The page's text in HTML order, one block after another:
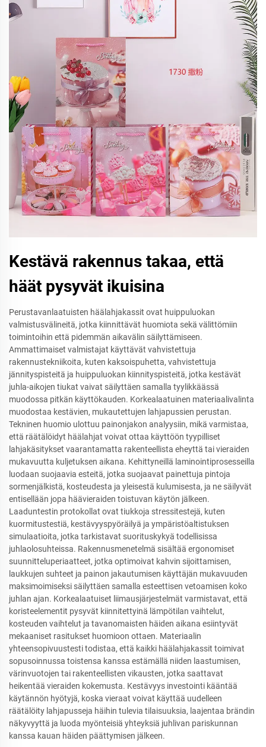
Kestävä rakennus takaa, että
häät pysyvät ikuisina
Perustavanlaatuisten häälahjakassit ovat huippuluokan
valmistusvälineitä, jotka kiinnittävät huomiota sekä välittömiin
toimintoihin että pidemmän aikavälin säilyttämiseen.
Ammattimaiset valmistajat käyttävät vahvistettuja
rakennustekniikoita, kuten kaksoispuhetta, vahvistettuja
jännityspisteitä ja huippuluokan kiinnityspisteitä, jotka kestävät
juhla-aikojen tiukat vaivat säilyttäen samalla tyylikkäässä
muodossa pitkän käyttökauden. Korkealaatuinen materiaalivalinta
muodostaa kestävien, mukautettujen lahjapussien perustan.
Tekninen huomio ulottuu painonjakon analyysiin, mikä varmistaa,
että räätälöidyt häälahjat voivat ottaa käyttöön tyypilliset
lahjakäsitykset vaarantamatta rakenteellista eheyttä tai vieraiden
mukavuutta kuljetuksen aikana. Kehittyneillä laminointiprosesseilla
luodaan suojaavia esteitä, jotka suojaavat painettuja pintoja
sormenjälkistä, kosteudesta ja yleisestä kulumisesta, ja ne säilyvät
entisellään jopa häävieraiden toistuvan käytön jälkeen.
Laaduntestin protokollat ovat tiukkoja stressitestejä, kuten
kuormitustestiä, kestävyyspyöräilyä ja ympäristöaltistuksen
simulaatioita, jotka tarkistavat suorituskykyä todellisissa
juhlaolosuhteissa. Rakennusmenetelmä sisältää ergonomiset
suunnitteluperiaatteet, jotka optimoivat kahvin sijoittamisen,
laukkujen suhteet ja painon jakautumisen käyttäjän mukavuuden
maksimoimiseksi säilyttäen samalla esteettisen vetoamisen koko
juhlan ajan. Korkealaatuiset liimausjärjestelmät varmistavat, että
koristeelementit pysyvät kiinnitettyinä lämpötilan vaihtelut,
kosteuden vaihtelut ja tavanomaisten häiden aikana esiintyvät
mekaaniset rasitukset huomioon ottaen. Materiaalin
yhteensopivuustesti todistaa, että kaikki häälahjakassit toimivat
sopusoinnussa toistensa kanssa estämällä niiden laastumisen,
värinvuotojen tai rakenteellisten vikausten, jotka saattavat
heikentää vieraiden kokemusta. Kestävyys investointi kääntää
käytännön hyötyjä, koska vieraat voivat käyttää uudelleen
räätälöity lahjapusseja häihin tulevia tilaisuuksia, laajentaa brändin
näkyvyyttä ja luoda myönteisiä yhteyksiä juhlivan pariskunnan
kanssa kauan häiden päättymisen jälkeen.